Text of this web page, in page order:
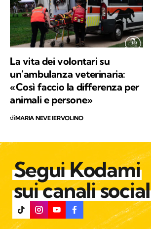
La vita dei volontari su
un’ambulanza veterinaria:
«Così faccio la differenza per
animali e persone»
diMARIA NEVE IERVOLINO
Segui Kodami
sui canali social